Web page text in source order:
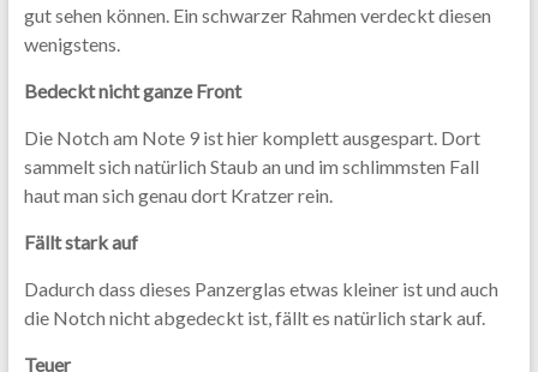
gut sehen können. Ein schwarzer Rahmen verdeckt diesen
wenigstens.
Bedeckt nicht ganze Front
Die Notch am Note 9 ist hier komplett ausgespart. Dort
sammelt sich natürlich Staub an und im schlimmsten Fall
haut man sich genau dort Kratzer rein.
Fällt stark auf
Dadurch dass dieses Panzerglas etwas kleiner ist und auch
die Notch nicht abgedeckt ist, fällt es natürlich stark auf.
Teuer